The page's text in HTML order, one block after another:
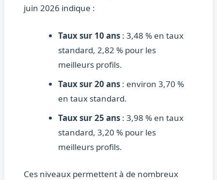
juin 2026 indique :
Taux sur 10 ans: 3,48 % en taux
standard, 2,82 % pour les
meilleurs profils.
Taux sur 20 ans: environ 3,70 %
en taux standard.
Taux sur 25 ans: 3,98 % en taux
standard, 3,20 % pour les
meilleurs profils.
Ces niveaux permettent à de nombreux